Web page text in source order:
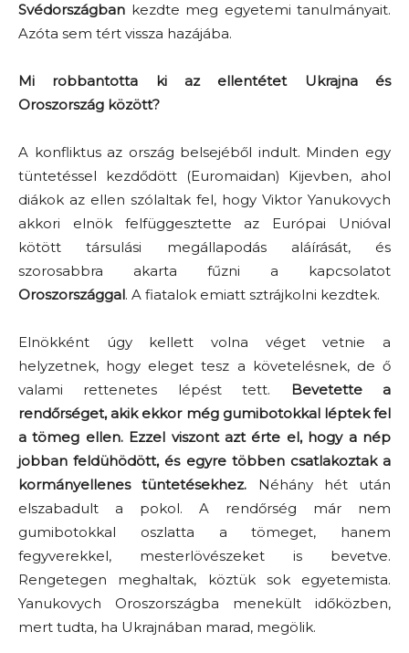
Svédországban kezdte meg egyetemi tanulmányait.
Azóta sem tért vissza hazájába.
Mi robbantotta ki az ellentétet Ukrajna és
Oroszország között?
A konfliktus az ország belsejéből indult. Minden egy
tüntetéssel kezdődött (Euromaidan) Kijevben, ahol
diákok az ellen szólaltak fel, hogy Viktor Yanukovych
akkori elnök felfüggesztette az Európai Unióval
kötött társulási megállapodás aláírását, és
szorosabbra akarta fűzni a kapcsolatot
Oroszországgal. A fiatalok emiatt sztrájkolni kezdtek.
Elnökként úgy kellett volna véget vetnie a
helyzetnek, hogy eleget tesz a követelésnek, de ő
valami rettenetes lépést tett. Bevetette a
rendőrséget, akik ekkor még gumibotokkal léptek fel
a tömeg ellen. Ezzel viszont azt érte el, hogy a nép
jobban feldühödött, és egyre többen csatlakoztak a
kormányellenes tüntetésekhez. Néhány hét után
elszabadult a pokol. A rendőrség már nem
gumibotokkal oszlatta a tömeget, hanem
fegyverekkel, mesterlövészeket is bevetve.
Rengetegen meghaltak, köztük sok egyetemista.
Yanukovych Oroszországba menekült időközben,
mert tudta, ha Ukrajnában marad, megölik.